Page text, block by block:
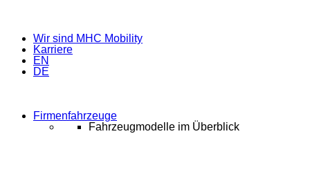
Wir sind MHC Mobility
Karriere
EN
DE
Firmenfahrzeuge
Fahrzeugmodelle im Überblick